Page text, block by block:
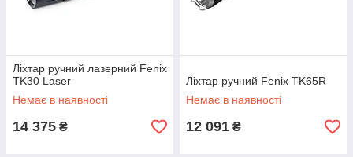
Ліхтар ручний лазерний Fenix
TK30 Laser
Немає в наявності
14 375 ₴
Ліхтар ручний Fenix TK65R
Немає в наявності
12 091 ₴